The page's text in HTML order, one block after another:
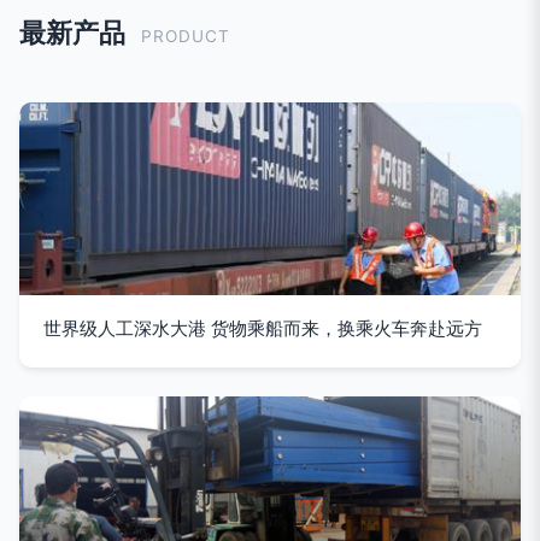
最新产品 PRODUCT
世界级人工深水大港 货物乘船而来，换乘火车奔赴远方